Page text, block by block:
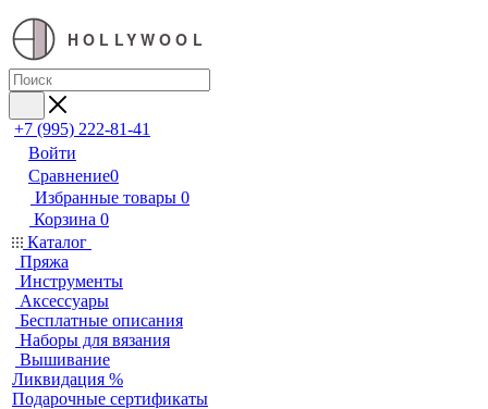
HOLLYWOOL
+7 (995) 222-81-41
Войти
Сравнение0
Избранные товары 0
Корзина 0
Каталог
Пряжа
Инструменты
Аксессуары
Бесплатные описания
Наборы для вязания
Вышивание
Ликвидация %
Подарочные сертификаты